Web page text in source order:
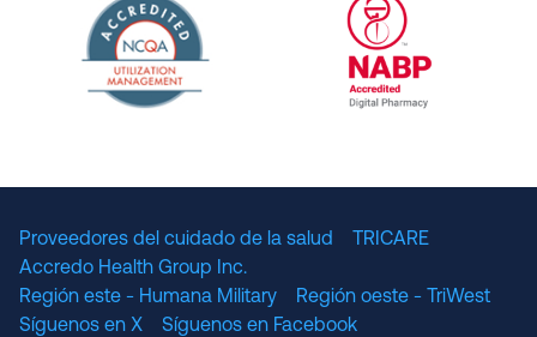
URAC Accredited Pharmacy Benefit
URAC
Proveedores del cuidado de la salud
TRICARE
Accredo Health Group Inc.
Región este - Humana Military
Región oeste - TriWest
Síguenos en X
Síguenos en Facebook